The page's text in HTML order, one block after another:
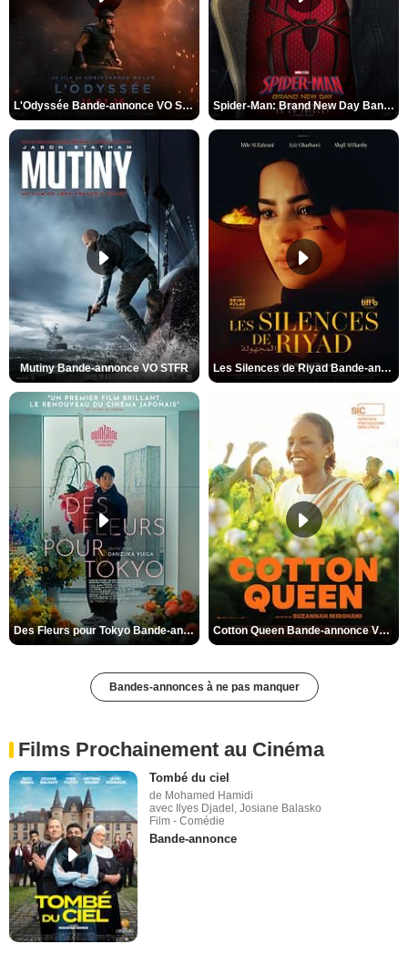
L'Odyssée Bande-annonce VO STFR Spider-Man: Brand New Day Bande-annonce VO STFR
Mutiny Bande-annonce VO STFR Les Silences de Riyad Bande-annonce VO STFR
Des Fleurs pour Tokyo Bande-annonce VO STFR Cotton Queen Bande-annonce VO STFR
Bandes-annonces à ne pas manquer
Films Prochainement au Cinéma
Tombé du ciel
de Mohamed Hamidi
avec Ilyes Djadel, Josiane Balasko
Film - Comédie
Bande-annonce